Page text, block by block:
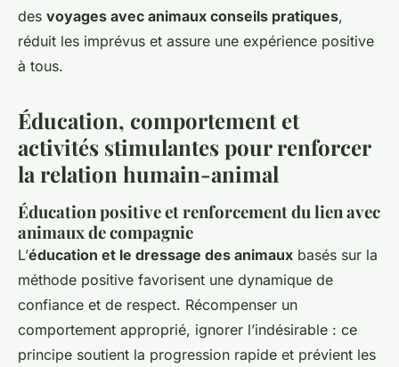
des voyages avec animaux conseils pratiques,
réduit les imprévus et assure une expérience positive
à tous.
Éducation, comportement et
activités stimulantes pour renforcer
la relation humain-animal
Éducation positive et renforcement du lien avec
animaux de compagnie
L’éducation et le dressage des animaux basés sur la
méthode positive favorisent une dynamique de
confiance et de respect. Récompenser un
comportement approprié, ignorer l’indésirable : ce
principe soutient la progression rapide et prévient les